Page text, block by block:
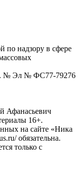
по надзору в сфере
№ Эл № ФС77-79276
Афанасьевич
16+.
на сайте «Ника
обязательна.
только с